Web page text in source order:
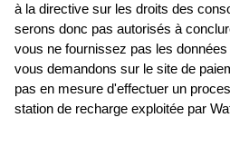
à la directive sur les droits des
serons donc pas autorisés à
vous ne fournissez pas les
vous demandons sur le site de
pas en mesure d'effectuer un
station de recharge exploitée par